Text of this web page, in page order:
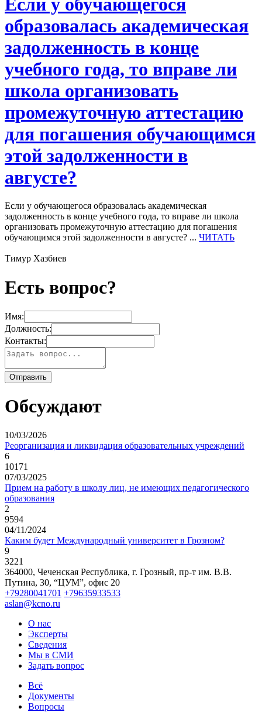
образовалась академическая
задолженность в конце
учебного года, то вправе ли
школа организовать
промежуточную аттестацию
для погашения обучающимся
этой задолженности в
августе?
Если у обучающегося образовалась академическая
задолженность в конце учебного года, то вправе ли школа
организовать промежуточную аттестацию для погашения
обучающимся этой задолженности в августе? ... ЧИТАТЬ
Тимур Хазбиев
Есть вопрос?
Имя:
Должность:
Контакты:
Обсуждают
10/03/2026
Реорганизация и ликвидация образовательных учреждений
6
10171
07/03/2025
Прием на работу в школу лиц, не имеющих педагогического
образования
2
9594
04/11/2024
Каким будет Международный университет в Грозном?
9
3221
364000, Чеченская Республика, г. Грозный, пр-т им. В.В.
Путина, 30, “ЦУМ”, офис 20
+79280041701 +79635933533
aslan@kcno.ru
О нас
Эксперты
Сведения
Мы в СМИ
Задать вопрос
Всё
Документы
Вопросы